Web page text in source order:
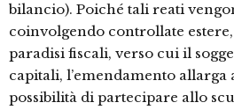
bilancio). Poiché tali reati
coinvolgendo controllate
paradisi fiscali, verso cui il
capitali, l’emendamento allarga
possibilità di partecipare allo